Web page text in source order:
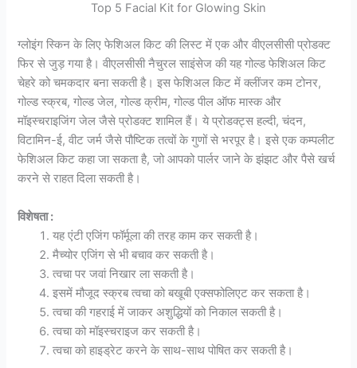
Top 5 Facial Kit for Glowing Skin
ग्लोइंग स्किन के लिए फेशिअल किट की लिस्ट में एक और वीएलसीसी प्रोडक्ट
फिर से जुड़ गया है। वीएलसीसी नैचुरल साइंसेज की यह गोल्ड फेशिअल किट
चेहरे को चमकदार बना सकती है। इस फेशिअल किट में क्लींजर कम टोनर,
गोल्ड स्क्रब, गोल्ड जेल, गोल्ड क्रीम, गोल्ड पील ऑफ मास्क और
मॉइस्चराइजिंग जेल जैसे प्रोडक्ट शामिल हैं। ये प्रोडक्ट्स हल्दी, चंदन,
विटामिन-ई, वीट जर्म जैसे पौष्टिक तत्वों के गुणों से भरपूर है। इसे एक कम्पलीट
फेशिअल किट कहा जा सकता है, जो आपको पार्लर जाने के झंझट और पैसे खर्च
करने से राहत दिला सकती है।
विशेषता :
यह एंटी एजिंग फॉर्मूला की तरह काम कर सकती है।
मैच्योर एजिंग से भी बचाव कर सकती है।
त्वचा पर जवां निखार ला सकती है।
इसमें मौजूद स्क्रब त्वचा को बखूबी एक्सफोलिएट कर सकता है।
त्वचा की गहराई में जाकर अशुद्धियों को निकाल सकती है।
त्वचा को मॉइस्चराइज कर सकती है।
त्वचा को हाइड्रेट करने के साथ-साथ पोषित कर सकती है।